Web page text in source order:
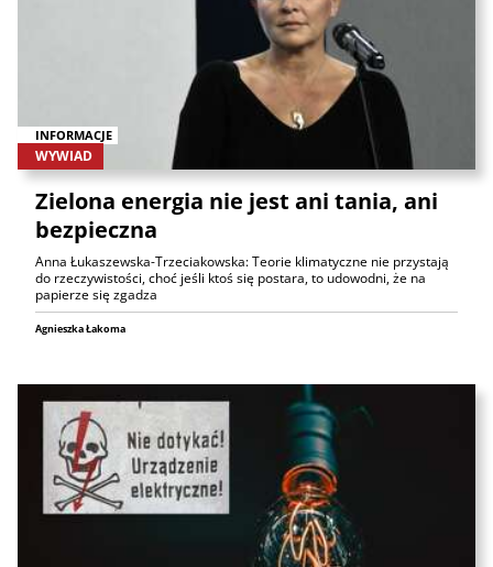
INFORMACJE
WYWIAD
Zielona energia nie jest ani tania, ani
bezpieczna
Anna Łukaszewska-Trzeciakowska: Teorie klimatyczne nie przystają
do rzeczywistości, choć jeśli ktoś się postara, to udowodni, że na
papierze się zgadza
Agnieszka Łakoma